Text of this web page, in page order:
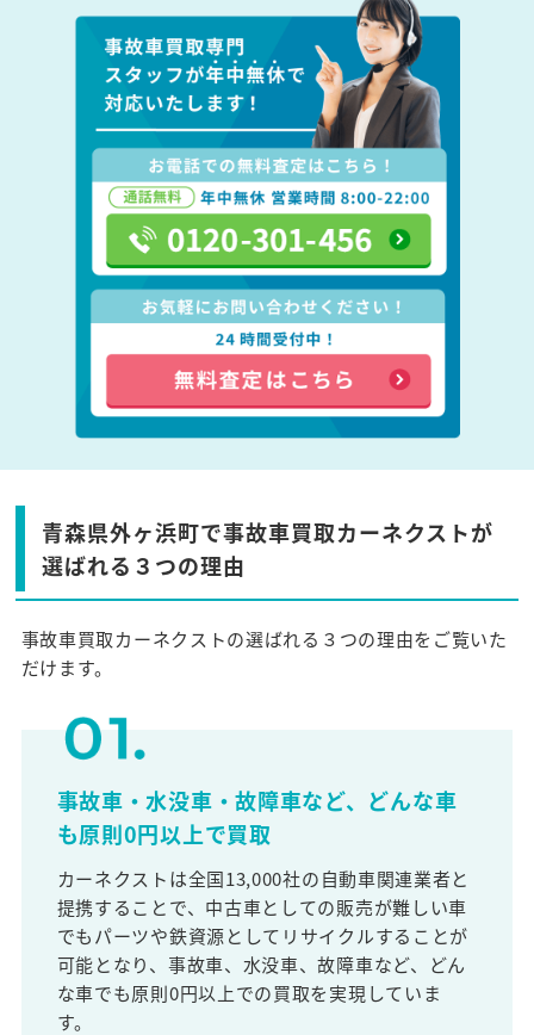
青森県外ヶ浜町で事故車買取カーネクストが
選ばれる３つの理由
事故車買取カーネクストの選ばれる３つの理由をご覧いた
だけます。
事故車・水没車・故障車など、どんな車
も原則0円以上で買取
カーネクストは全国13,000社の自動車関連業者と
提携することで、中古車としての販売が難しい車
でもパーツや鉄資源としてリサイクルすることが
可能となり、事故車、水没車、故障車など、どん
な車でも原則0円以上での買取を実現していま
す。